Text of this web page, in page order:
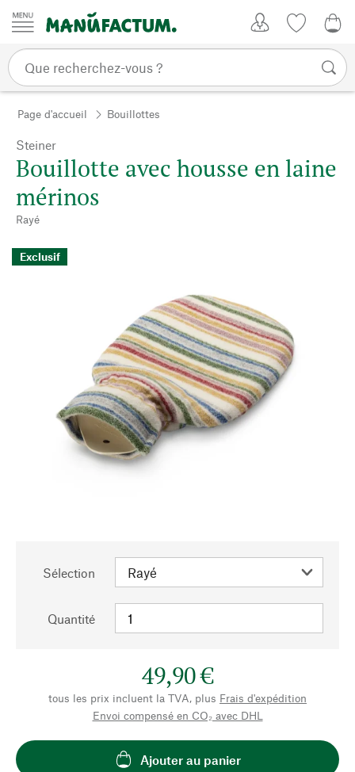
Passer au contenu
Page d'accueil Bouillottes
Steiner
Bouillotte avec housse en laine
mérinos
Rayé
Exclusif
Sélection
Quantité
49,90 €
tous les prix incluent la TVA, plus Frais d'expédition
Envoi compensé en CO₂ avec DHL
Ajouter au panier